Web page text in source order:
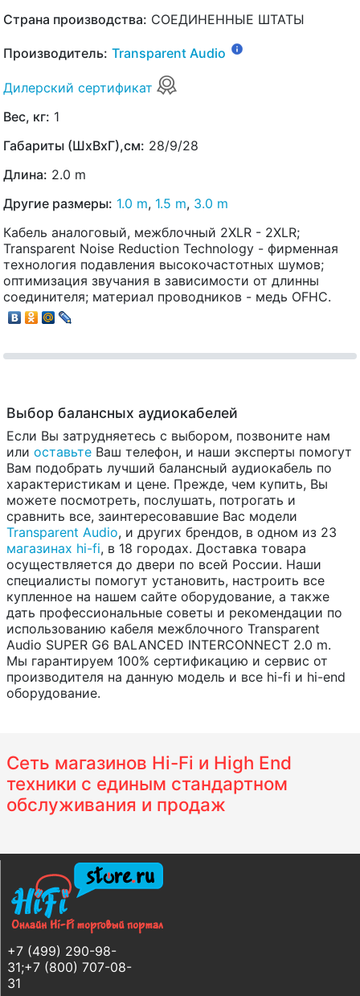
Страна производства: СОЕДИНЕННЫЕ ШТАТЫ
Производитель: Transparent Audio
Дилерский сертификат
Вес, кг: 1
Габариты (ШхВхГ),см: 28/9/28
Длина: 2.0 m
Другие размеры: 1.0 m, 1.5 m, 3.0 m
Кабель аналоговый, межблочный 2XLR - 2XLR;
Transparent Noise Reduction Technology - фирменная
технология подавления высокочастотных шумов;
оптимизация звучания в зависимости от длинны
соединителя; материал проводников - медь OFHC.
Выбор балансных аудиокабелей
Если Вы затрудняетесь с выбором, позвоните нам
или оставьте Ваш телефон, и наши эксперты помогут
Вам подобрать лучший балансный аудиокабель по
характеристикам и цене. Прежде, чем купить, Вы
можете посмотреть, послушать, потрогать и
сравнить все, заинтересовавшие Вас модели
Transparent Audio, и других брендов, в одном из 23
магазинах hi-fi, в 18 городах. Доставка товара
осуществляется до двери по всей России. Наши
специалисты помогут установить, настроить все
купленное на нашем сайте оборудование, а также
дать профессиональные советы и рекомендации по
использованию кабеля межблочного Transparent
Audio SUPER G6 BALANCED INTERCONNECT 2.0 m.
Мы гарантируем 100% сертификацию и сервис от
производителя на данную модель и все hi-fi и hi-end
оборудование.
Сеть магазинов Hi-Fi и High End
техники с единым стандартном
обслуживания и продаж
+7 (499) 290-98-
31;+7 (800) 707-08-
31